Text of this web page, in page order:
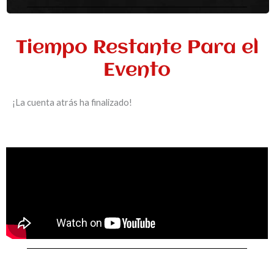
Tiempo Restante Para el
Evento
¡La cuenta atrás ha finalizado!